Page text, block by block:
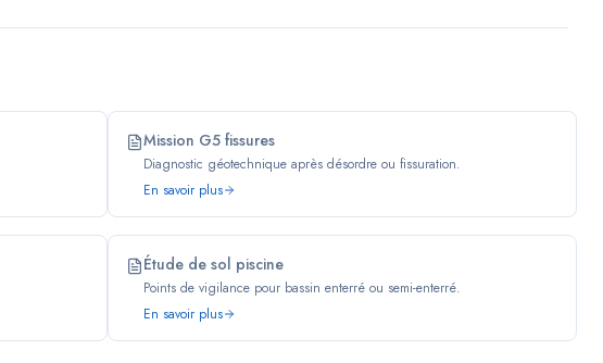
Mission G5 fissures
Diagnostic géotechnique après désordre ou fissuration.
En savoir plus
Étude de sol piscine
Points de vigilance pour bassin enterré ou semi-enterré.
En savoir plus